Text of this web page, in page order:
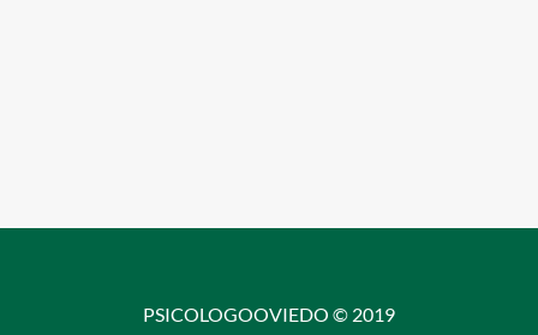
PSICOLOGOOVIEDO © 2019